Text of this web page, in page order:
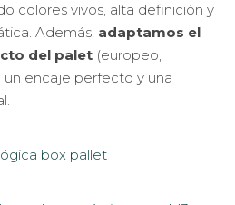
colores vivos, alta definición y
Además, adaptamos el
del palet (europeo,
encaje perfecto y una